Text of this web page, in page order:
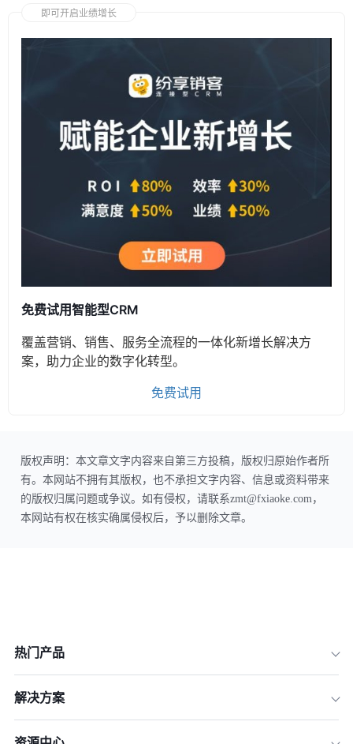
即可开启业绩增长
免费试用智能型CRM
覆盖营销、销售、服务全流程的一体化新增长解决方
案，助力企业的数字化转型。
免费试用
版权声明：本文章文字内容来自第三方投稿，版权归原始作者所
有。本网站不拥有其版权，也不承担文字内容、信息或资料带来
的版权归属问题或争议。如有侵权，请联系zmt@fxiaoke.com，
本网站有权在核实确属侵权后，予以删除文章。
热门产品
解决方案